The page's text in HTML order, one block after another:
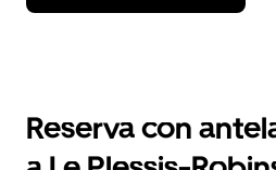
flecha
calendario
Reserva con